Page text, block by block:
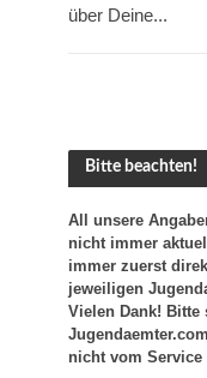
über Deine...
Bitte beachten!
All unsere
nicht immer
immer zuerst
jeweiligen
Vielen Dank!
nicht vom Service